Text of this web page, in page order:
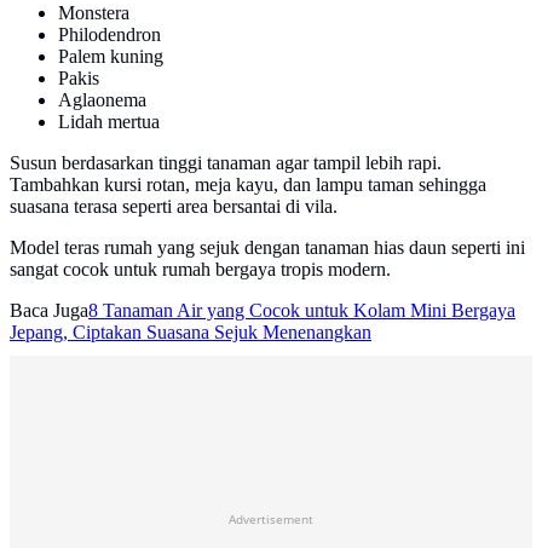
Monstera
Philodendron
Palem kuning
Pakis
Aglaonema
Lidah mertua
Susun berdasarkan tinggi tanaman agar tampil lebih rapi.
Tambahkan kursi rotan, meja kayu, dan lampu taman sehingga
suasana terasa seperti area bersantai di vila.
Model teras rumah yang sejuk dengan tanaman hias daun seperti ini
sangat cocok untuk rumah bergaya tropis modern.
Baca Juga8 Tanaman Air yang Cocok untuk Kolam Mini Bergaya
Jepang, Ciptakan Suasana Sejuk Menenangkan
Advertisement